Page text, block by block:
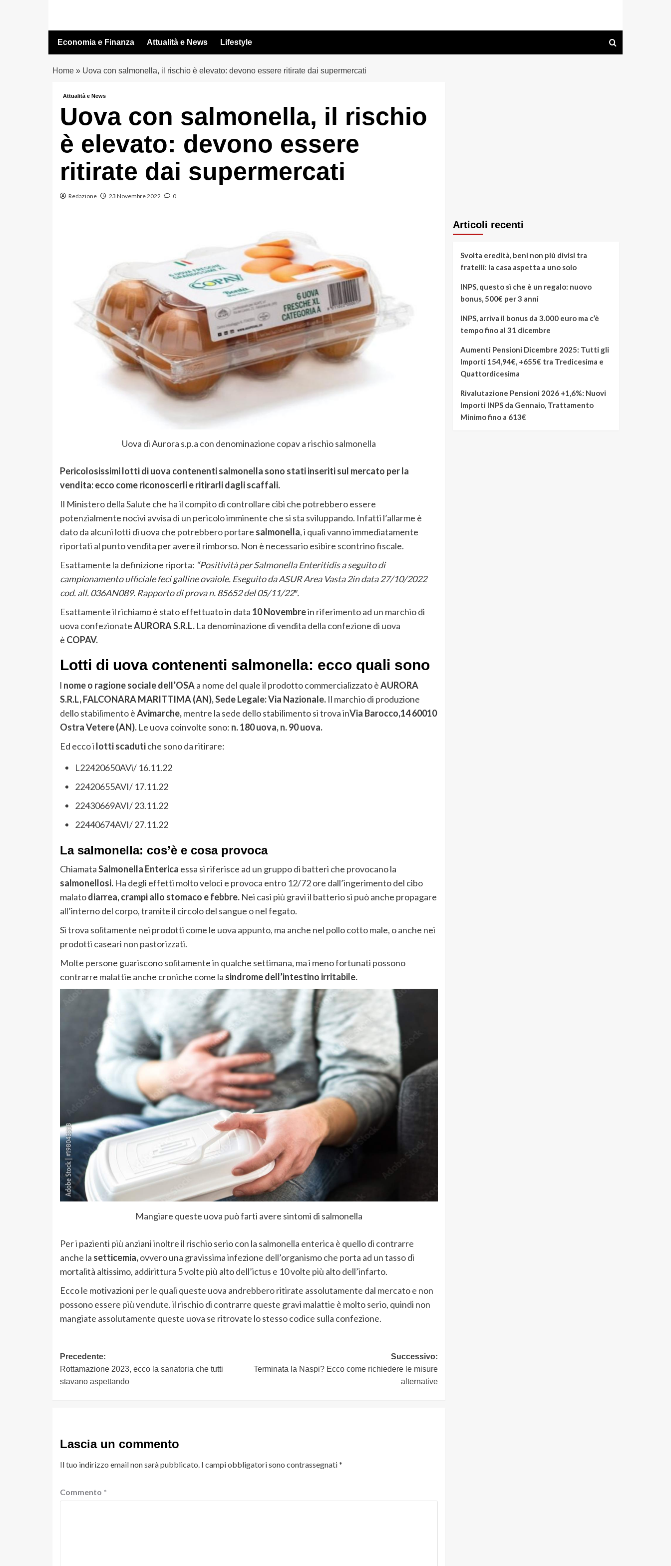
contenuto
Economia e Finanza Attualità e News Lifestyle
Home» Uova con salmonella, il rischio è elevato: devono essere ritirate dai supermercati
Attualità e News
Uova con salmonella, il rischio
è elevato: devono essere
ritirate dai supermercati
Redazione 23 Novembre 2022 0
Uova di Aurora s.p.a con denominazione copav a rischio salmonella
Pericolosissimi lotti di uova contenenti salmonella sono stati inseriti sul mercato per la
vendita: ecco come riconoscerli e ritirarli dagli scaffali.
Il Ministero della Salute che ha il compito di controllare cibi che potrebbero essere
potenzialmente nocivi avvisa di un pericolo imminente che si sta sviluppando. Infatti l’allarme è
dato da alcuni lotti di uova che potrebbero portare salmonella, i quali vanno immediatamente
riportati al punto vendita per avere il rimborso. Non è necessario esibire scontrino fiscale.
Esattamente la definizione riporta: “Positività per Salmonella Enteritidis a seguito di
campionamento ufficiale feci galline ovaiole. Eseguito daASUR Area Vasta 2in data 27/10/2022
cod. all. 036AN089. Rapporto di prova n. 85652 del 05/11/22″.
Esattamente il richiamo è stato effettuato in data 10 Novembrein riferimento ad un marchio di
uova confezionateAURORA S.R.L. La denominazione di vendita della confezione di uova
è COPAV.
Lotti di uova contenenti salmonella: ecco quali sono
l nome o ragione sociale dell’OSAa nome del quale il prodotto commercializzato èAURORA
S.R.L, FALCONARA MARITTIMA (AN), Sede Legale: Via Nazionale. Il marchio di produzione
dello stabilimento èAvimarche,mentre la sede dello stabilimento si trova inVia Barocco,14 60010
Ostra Vetere (AN).Le uova coinvolte sono: n. 180 uova, n. 90 uova.
Ed ecco i lotti scadutiche sono da ritirare:
L22420650AVi/ 16.11.22
22420655AVI/ 17.11.22
22430669AVI/ 23.11.22
22440674AVI/ 27.11.22
La salmonella: cos’è e cosa provoca
ChiamataSalmonella Enterica essa si riferisce ad un gruppo di batteri che provocano la
salmonellosi. Ha degli effetti molto veloci e provoca entro 12/72 ore dall’ingerimento del cibo
malatodiarrea, crampi allo stomaco e febbre. Nei casi più gravi il batterio si può anche propagare
all’interno del corpo, tramite il circolo del sangue o nel fegato.
Si trova solitamente nei prodotti come le uova appunto, ma anche nel pollo cotto male, o anche nei
prodotti caseari non pastorizzati.
Molte persone guariscono solitamente in qualche settimana, ma i meno fortunati possono
contrarre malattie anche croniche come la sindrome dell’intestino irritabile.
Mangiare queste uova può farti avere sintomi di salmonella
Per i pazienti più anziani inoltre il rischio serio con la salmonella enterica è quello di contrarre
anche la setticemia,ovvero una gravissima infezione dell’organismo che porta ad un tasso di
mortalità altissimo, addirittura 5 volte più alto dell’ictus e 10 volte più alto dell’infarto.
Ecco le motivazioni per le quali queste uova andrebbero ritirate assolutamente dal mercato e non
possono essere più vendute. il rischio di contrarre queste gravi malattie è molto serio, quindi non
mangiate assolutamente queste uova se ritrovate lo stesso codice sulla confezione.
Navigazione
articolo
Precedente:
Rottamazione 2023, ecco la sanatoria che tutti
stavano aspettando
Successivo:
Terminata la Naspi? Ecco come richiedere le misure
alternative
Lascia un commento
Il tuo indirizzo email non sarà pubblicato. I campi obbligatori sono contrassegnati*
Commento *
Articoli recenti
Svolta eredità, beni non più divisi tra
fratelli: la casa aspetta a uno solo
INPS, questo sì che è un regalo: nuovo
bonus, 500€ per 3 anni
INPS, arriva il bonus da 3.000 euro ma c’è
tempo fino al 31 dicembre
Aumenti Pensioni Dicembre 2025: Tutti gli
Importi 154,94€, +655€ tra Tredicesima e
Quattordicesima
Rivalutazione Pensioni 2026 +1,6%: Nuovi
Importi INPS da Gennaio, Trattamento
Minimo fino a 613€